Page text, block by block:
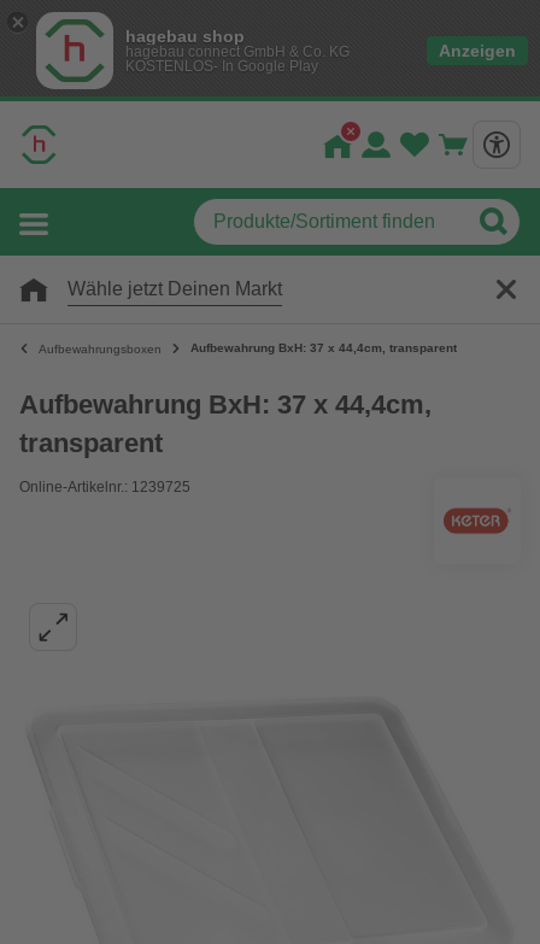
hagebau shop
hagebau connect GmbH & Co. KG
KOSTENLOS- In Google Play
Anzeigen
Wähle jetzt Deinen Markt
Aufbewahrungsboxen Aufbewahrung BxH: 37 x 44,4cm, transparent
Aufbewahrung BxH: 37 x 44,4cm,
transparent
Online-Artikelnr.: 1239725